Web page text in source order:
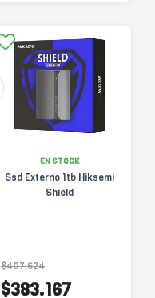
EN STOCK
Ssd Externo 1tb Hiksemi
Shield
$407.624
$383.167